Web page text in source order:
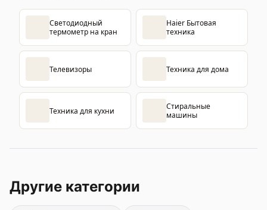
Светодиодный
термометр на кран
Haier Бытовая
техника
Телевизоры Техника для дома
Техника для кухни
Стиральные
машины
Другие категории